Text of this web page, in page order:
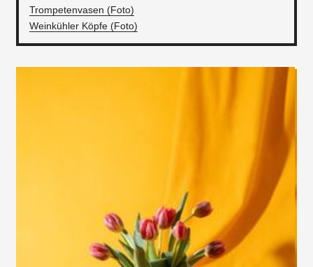
Trompetenvasen (Foto)
Weinkühler Köpfe (Foto)